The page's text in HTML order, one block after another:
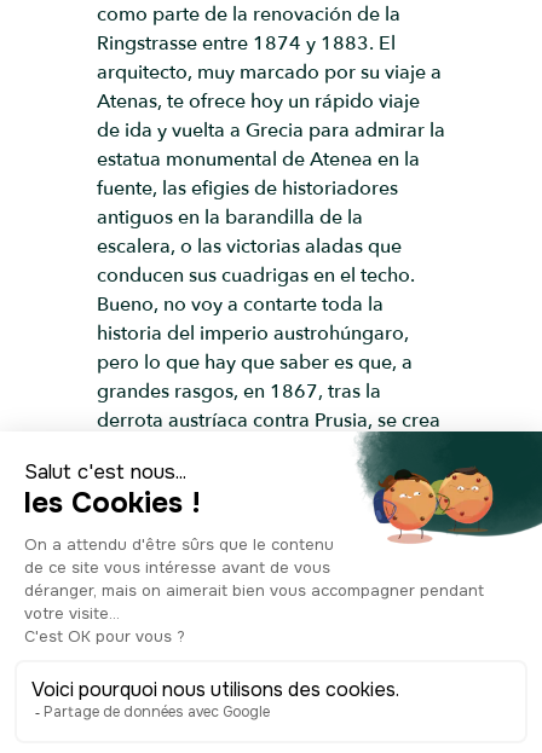
como parte de la renovación de la
Ringstrasse entre 1874 y 1883. El
arquitecto, muy marcado por su viaje a
Atenas, te ofrece hoy un rápido viaje
de ida y vuelta a Grecia para admirar la
estatua monumental de Atenea en la
fuente, las efigies de historiadores
antiguos en la barandilla de la
escalera, o las victorias aladas que
conducen sus cuadrigas en el techo.
Bueno, no voy a contarte toda la
historia del imperio austrohúngaro,
pero lo que hay que saber es que, a
grandes rasgos, en 1867, tras la
derrota austríaca contra Prusia, se crea
una doble monarquía que sustituye al
imperio austríaco de los Habsburgo. Es
el compromiso austrohúngaro. Y de
repente, el parlamento aquí, dio la
bienvenida a la parte austriaca de este
nuevo imperio. Esto hasta 1918,
cuando los vencedores de la Primera
Guerra Mundial desmantelaron Austria-
Hungría. ¡Es en este momento cuando
se funda la República de Austria